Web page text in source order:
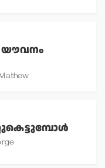
യൗവനം